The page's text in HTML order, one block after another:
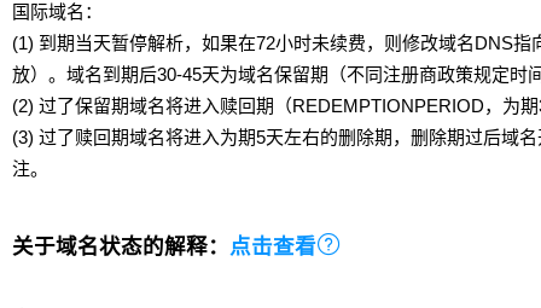
国际域名：
(1) 到期当天暂停解析，如果在72小时未续费，则修改域名DNS指
放）。域名到期后30-45天为域名保留期（不同注册商政策规定时
(2) 过了保留期域名将进入赎回期（REDEMPTIONPERIOD，为
(3) 过了赎回期域名将进入为期5天左右的删除期，删除期过后域
注。
关于域名状态的解释： 点击查看